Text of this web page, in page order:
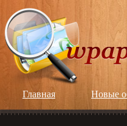
Главная Новые